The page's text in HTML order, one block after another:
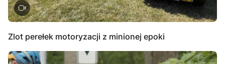
Zlot perełek motoryzacji z minionej epoki